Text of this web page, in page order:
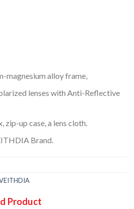
magnesium alloyframe,
lenses with Anti-Reflective
zip-up case, a lens cloth.
Brand.
Product